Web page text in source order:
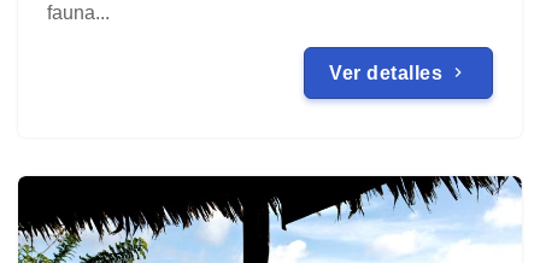
fauna...
Ver detalles